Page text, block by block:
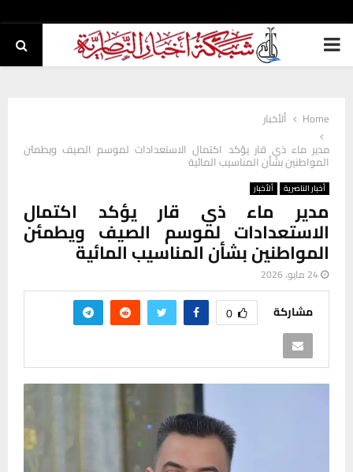
PRIMARY
Home
ألأخبار
مدير ماء ذي قار يؤكد اكتمال الاستعدادات لموسم الصيف ويطمئن
المواطنين بشأن المناسيب المائية
أخبار الناصرية ألأخبار
مدير ماء ذي قار يؤكد اكتمال
الاستعدادات لموسم الصيف ويطمئن
المواطنين بشأن المناسيب المائية
24 مايو، 2026
مشاركة 0